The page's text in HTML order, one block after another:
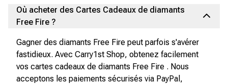
Où acheter des Cartes Cadeaux de diamants
Free Fire ?
Gagner des diamants Free Fire peut parfois s'avérer
fastidieux. Avec Carry1st Shop, obtenez facilement
vos cartes cadeaux de diamants Free Fire . Nous
acceptons les paiements sécurisés via PayPal,